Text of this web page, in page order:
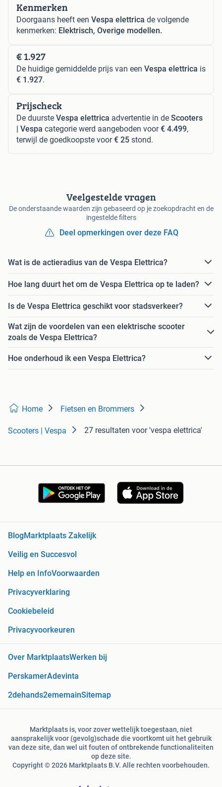
Kenmerken
Doorgaans heeft een Vespa elettrica de volgende
kenmerken: Elektrisch, Overige modellen.
€ 1.927
De huidige gemiddelde prijs van een Vespa elettrica is
€ 1.927.
Prijscheck
De duurste Vespa elettrica advertentie in de Scooters
| Vespa categorie werd aangeboden voor€ 4.499,
terwijl de goedkoopste voor€ 25 stond.
Veelgestelde vragen
De onderstaande waarden zijn gebaseerd op je zoekopdracht en de
ingestelde filters
Deel opmerkingen over deze FAQ
Wat is de actieradius van de Vespa Elettrica?
Hoe lang duurt het om de Vespa Elettrica op te laden?
Is de Vespa Elettrica geschikt voor stadsverkeer?
Wat zijn de voordelen van een elektrische scooter
zoals de Vespa Elettrica?
Hoe onderhoud ik een Vespa Elettrica?
Home Fietsen en Brommers
Scooters | Vespa 27 resultaten voor 'vespa elettrica'
BlogMarktplaats Zakelijk
Veilig en Succesvol
Help en InfoVoorwaarden
Privacyverklaring
Cookiebeleid
Privacyvoorkeuren
Over MarktplaatsWerken bij
PerskamerAdevinta
2dehands2ememainSitemap
Marktplaats is, voor zover wettelijk toegestaan, niet
aansprakelijk voor (gevolg)schade die voortkomt uit het gebruik
van deze site, dan wel uit fouten of ontbrekende functionaliteiten
op deze site.
Copyright © 2026 Marktplaats B.V. Alle rechten voorbehouden.